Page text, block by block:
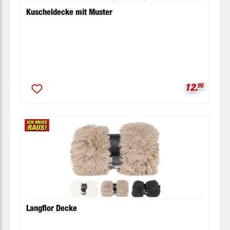
Kuscheldecke mit Muster
12.95
Langflor Decke